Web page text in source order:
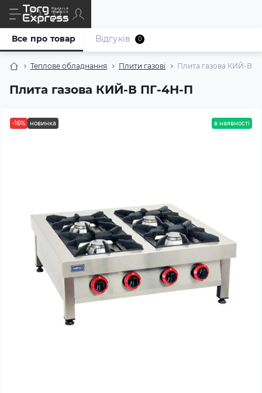
Теплове обладнання Плити газові Плита газова КИЙ-В
Плита газова КИЙ-В ПГ-4Н-П
Все про товар Відгуків 0
-16% новинка в наявності